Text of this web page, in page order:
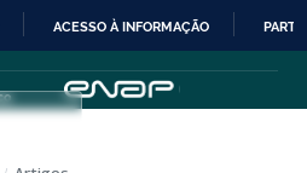
IR
PARA
CONTEÚDO
ACESSO À INFORMAÇÃO